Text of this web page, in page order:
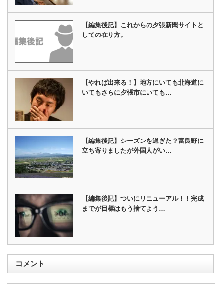
【編集後記】これからの夕張新聞サイトと
しての在り方。
【やれば出来る！】地方にいても北海道に
いてもさらに夕張市にいても…
【編集後記】シーズンを過ぎた？富良野に
立ち寄りましたが外国人がい…
【編集後記】ついにリニューアル！！完成
までが目標はもう捨てよう…
コメント